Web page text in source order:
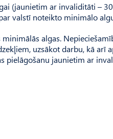
(jaunietim ar invaliditāti –
valstī noteikto minimālo
algas.
uzsākot darbu, kā arī
pielāgošanu jaunietim ar